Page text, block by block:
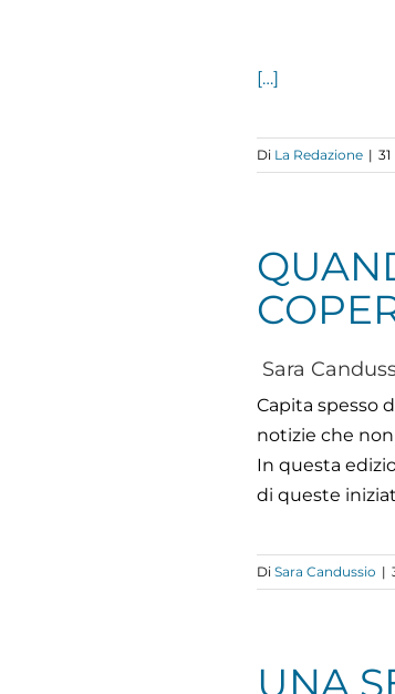
[…]
Di La Redazione |
Sara
Capita spesso
notizie che
In questa
di queste
Di Sara Candussio |
UNA